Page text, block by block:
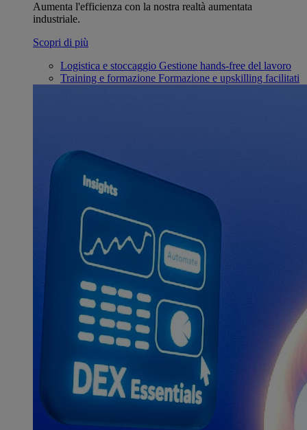
Aumenta l'efficienza con la nostra realtà aumentata
industriale.
Scopri di più
Logistica e stoccaggio Gestione hands-free del lavoro
Training e formazione Formazione e upskilling facilitati